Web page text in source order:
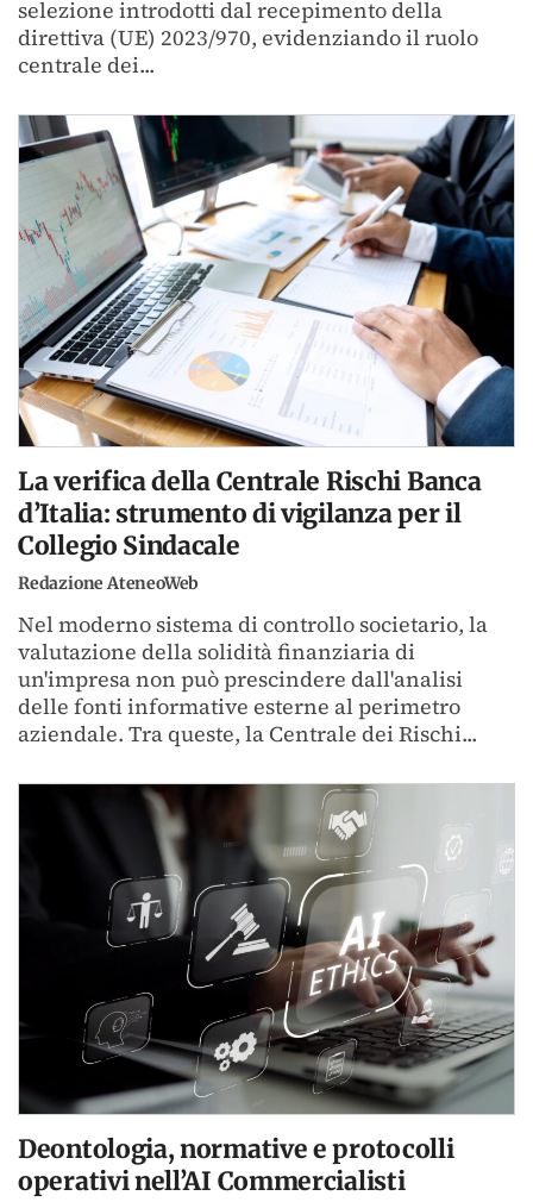
selezione introdotti dal recepimento della
direttiva (UE) 2023/970, evidenziando il ruolo
centrale dei...
La verifica della Centrale Rischi Banca
d’Italia: strumento di vigilanza per il
Collegio Sindacale
Redazione AteneoWeb
Nel moderno sistema di controllo societario, la
valutazione della solidità finanziaria di
un'impresa non può prescindere dall'analisi
delle fonti informative esterne al perimetro
aziendale. Tra queste, la Centrale dei Rischi...
Deontologia, normative e protocolli
operativi nell’AI Commercialisti